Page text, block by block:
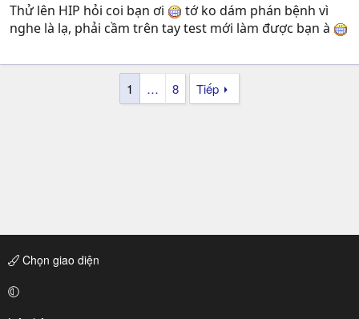
Thử lên HIP hỏi coi bạn ơi
tớ ko dám phán bệnh vì
nghe là lạ, phải cầm trên tay test mới làm được bạn à
1 … 8 Tiếp
Chọn giao diện